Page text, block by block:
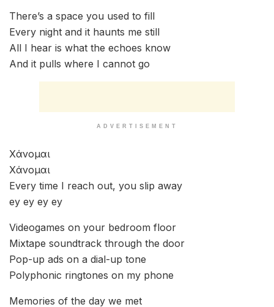
Χάνομαι
Χάνομαι
Every time I reach out, you slip away
ey ey ey ey
Send a text, then you ghost again
Download bars moving slow